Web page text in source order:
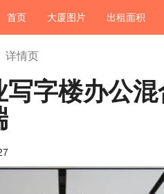
首页 大厦图片 出租面积
详情页
写字楼办公